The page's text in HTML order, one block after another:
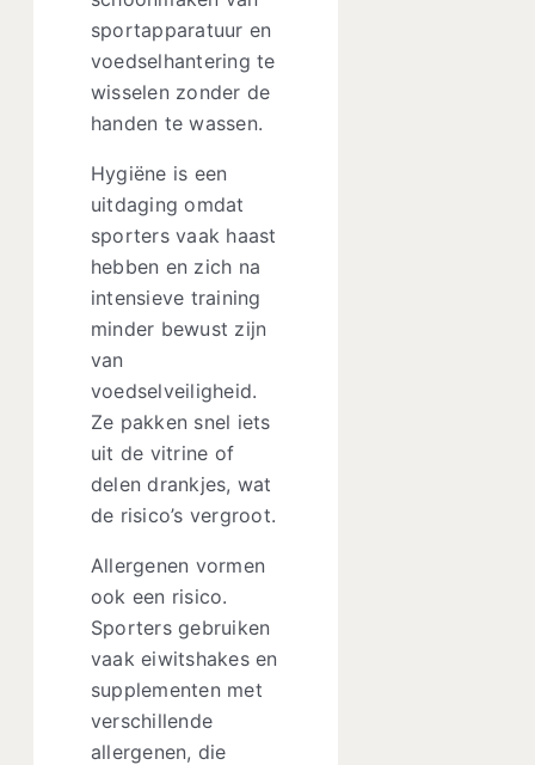
sportapparatuur en
voedselhantering te
wisselen zonder de
handen te wassen.
Hygiëne is een
uitdaging omdat
sporters vaak haast
hebben en zich na
intensieve training
minder bewust zijn
van
voedselveiligheid.
Ze pakken snel iets
uit de vitrine of
delen drankjes, wat
de risico’s vergroot.
Allergenen vormen
ook een risico.
Sporters gebruiken
vaak eiwitshakes en
supplementen met
verschillende
allergenen, die